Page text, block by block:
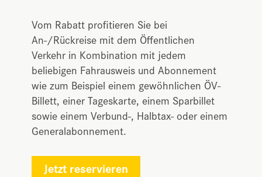
Vom Rabatt profitieren Sie bei
An-/Rückreise mit dem Öffentlichen
Verkehr in Kombination mit jedem
beliebigen Fahrausweis und Abonnement
wie zum Beispiel einem gewöhnlichen ÖV-
Billett, einer Tageskarte, einem Sparbillet
sowie einem Verbund-, Halbtax- oder einem
Generalabonnement.
Jetzt reservieren